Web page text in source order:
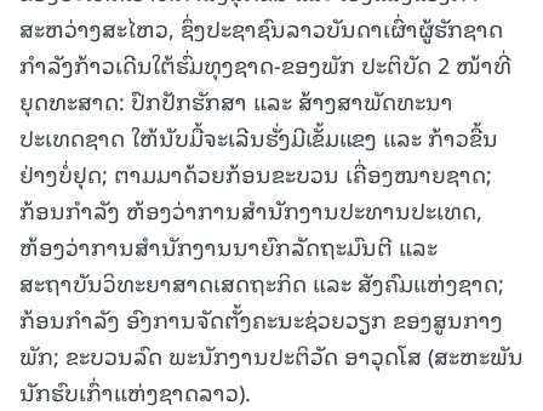
ສະຫວ່າງສະໄຫວ, ຊຶ່ງປະຊາຊົນລາວບັນດາເຜົ່າຜູ້ຮັກຊາດ
ກຳລັງກ້າວເດີນໃຕ້ຮົ່ມທຸງຊາດ-ຂອງພັກ ປະຕິບັດ 2 ໜ້າທີ່
ຍຸດທະສາດ: ປົກປັກຮັກສາ ແລະ ສ້າງສາພັດທະນາ
ປະເທດຊາດ ໃຫ້ນັບມື້ຈະເລີນຮັ່ງມີເຂັ້ມແຂງ ແລະ ກ້າວຂື້ນ
ຢ່າງບໍ່ຢຸດ; ຕາມມາດ້ວຍກ້ອນຂະບວນ ເຄື່ອງໝາຍຊາດ;
ກ້ອນກຳລັງ ຫ້ອງວ່າການສຳນັກງານປະທານປະເທດ,
ຫ້ອງວ່າການສຳນັກງານນາຍົກລັດຖະມົນຕີ ແລະ
ສະຖາບັນວິທະຍາສາດເສດຖະກິດ ແລະ ສັງຄົມແຫ່ງຊາດ;
ກ້ອນກໍາລັງ ອົງການຈັດຕັ້ງຄະນະຊ່ວຍວຽກ ຂອງສູນກາງ
ພັກ; ຂະບວນລົດ ພະນັກງານປະຕິວັດ ອາວຸດໂສ (ສະຫະພັນ
ນັກຮົບເກົ່າແຫ່ງຊາດລາວ).